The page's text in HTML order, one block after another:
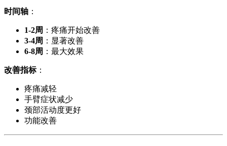
时间轴 ：
1-2周 ：疼痛开始改善
3-4周 ：显著改善
6-8周 ：最大效果
改善指标：
疼痛减轻
手臂症状减少
颈部活动度更好
功能改善